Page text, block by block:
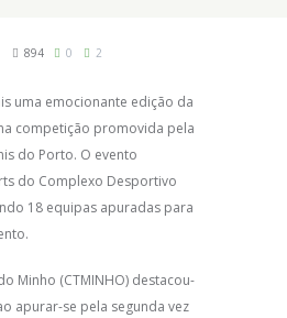
894 0 2
uma emocionante edição da
competição promovida pela
do Porto. O evento
do Complexo Desportivo
18 equipas apuradas para
Minho (CTMINHO) destacou-
apurar-se pela segunda vez